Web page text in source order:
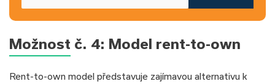
Možnost č. 4: Model rent-to-own
Rent-to-own model představuje zajímavou alternativu k